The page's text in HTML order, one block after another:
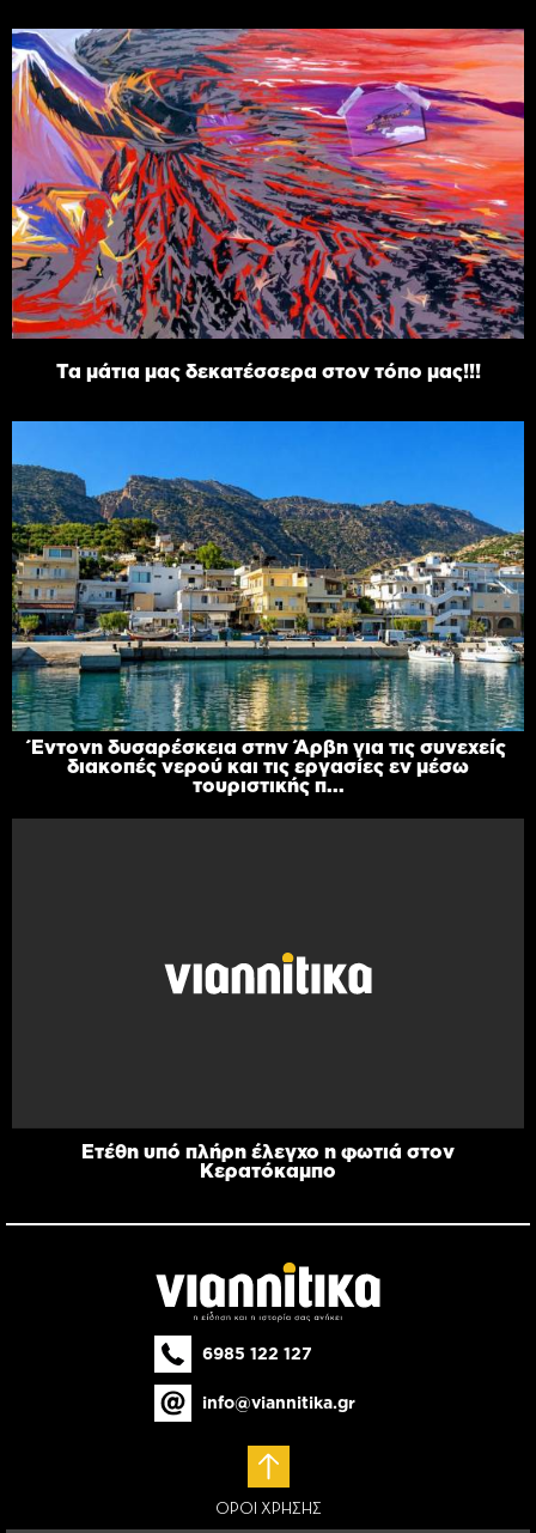
Τα μάτια μας δεκατέσσερα στον τόπο μας!!!
Έντονη δυσαρέσκεια στην Άρβη για τις συνεχείς
διακοπές νερού και τις εργασίες εν μέσω
τουριστικής π...
Ετέθη υπό πλήρη έλεγχο η φωτιά στον
Κερατόκαμπο
6985 122 127
info@viannitika.gr
ΟΡΟΙ ΧΡΗΣΗΣ